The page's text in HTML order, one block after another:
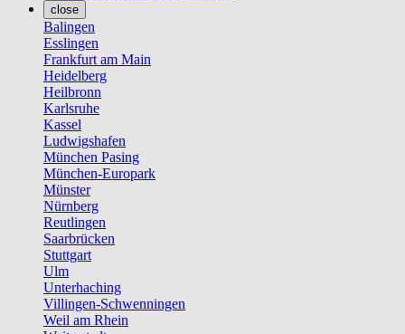
close
Balingen
Esslingen
Frankfurt am Main
Heidelberg
Heilbronn
Karlsruhe
Kassel
Ludwigshafen
München Pasing
München-Europark
Münster
Nürnberg
Reutlingen
Saarbrücken
Stuttgart
Ulm
Unterhaching
Villingen-Schwenningen
Weil am Rhein